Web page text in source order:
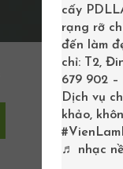
cấy
rạng rỡ
đến làm
chỉ: T2,
679 902
Dịch vụ
khảo,
♬ nhạc